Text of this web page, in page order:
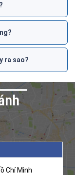
ra sao?
Chí Minh